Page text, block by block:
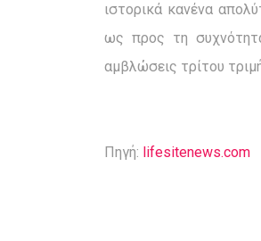
ιστορικά κανένα
ως προς τη
αμβλώσεις τρίτου
Πηγή: lifesitenews.com